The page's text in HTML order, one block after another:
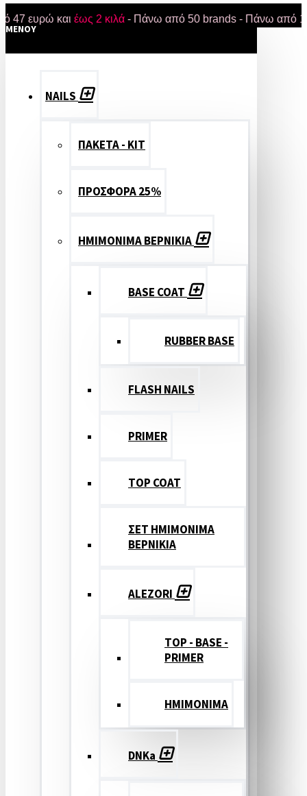
καιέως 2 κιλά- Πάνω από 50 brands - Πάνω από 18.000
MENOY
NAILS
ΠΑΚΕΤΑ - ΚΙΤ
ΠΡΟΣΦΟΡΑ 25%
ΗΜΙΜΟΝΙΜΑ ΒΕΡΝΙΚΙΑ
BASE COAT
RUBBER BASE
FLASH NAILS
PRIMER
TOP COAT
ΣΕΤ ΗΜΙΜΟΝΙΜΑ
ΒΕΡΝΙΚΙΑ
ALEZORI
TOP - BASE -
PRIMER
ΗΜΙΜΟΝΙΜΑ
DNKa